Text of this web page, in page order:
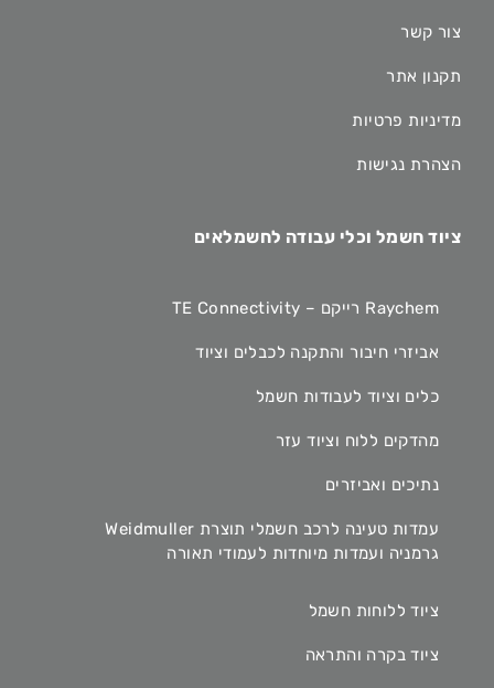
צור קשר
תקנון אתר
מדיניות פרטיות
הצהרת נגישות
ציוד חשמל וכלי עבודה לחשמלאים
Raychem רייקם – TE Connectivity
אביזרי חיבור והתקנה לכבלים וציוד
כלים וציוד לעבודות חשמל
מהדקים ללוח וציוד עזר
נתיכים ואביזרים
עמדות טעינה לרכב חשמלי תוצרת Weidmuller
גרמניה ועמדות מיוחדות לעמודי תאורה
ציוד ללוחות חשמל
ציוד בקרה והתראה